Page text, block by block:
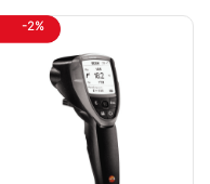
-2%